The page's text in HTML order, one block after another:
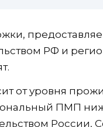
РФ и
от уровня
ПМП